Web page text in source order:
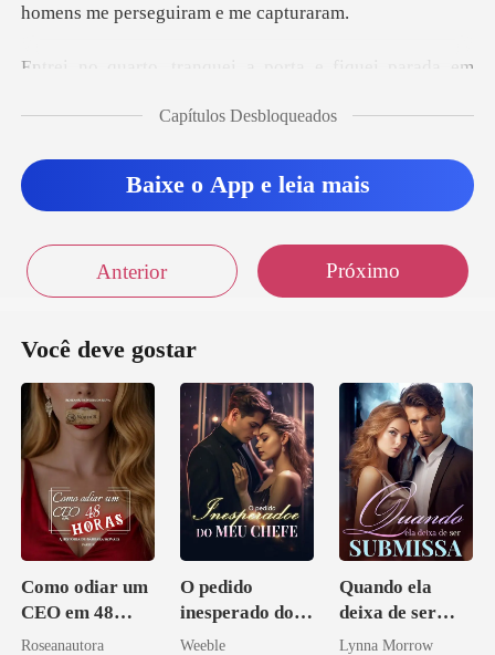
Sair
porta e fiquei parada em
Capítulos Desbloqueados
Baixe o App e leia mais
Anterior Próximo
Você deve gostar
Como odiar um
CEO em 48
horas
Roseanautora
O pedido
inesperado do
meu chefe
Weeble
Quando ela
deixa de ser
submissa
Lynna Morrow